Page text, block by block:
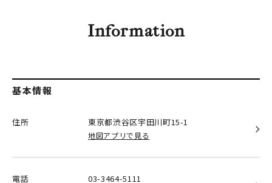
Information
基本情報
住所 東京都渋谷区宇田川町15-1
地図アプリで見る
電話 03-3464-5111